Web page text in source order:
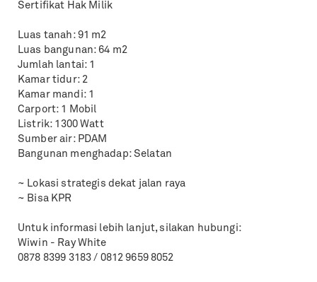
Sertifikat Hak Milik
Luas tanah: 91 m2
Luas bangunan: 64 m2
Jumlah lantai: 1
Kamar tidur: 2
Kamar mandi: 1
Carport: 1 Mobil
Listrik: 1300 Watt
Sumber air: PDAM
Bangunan menghadap: Selatan
~ Lokasi strategis dekat jalan raya
~ Bisa KPR
Untuk informasi lebih lanjut, silakan hubungi:
Wiwin - Ray White
0878 8399 3183 / 0812 9659 8052